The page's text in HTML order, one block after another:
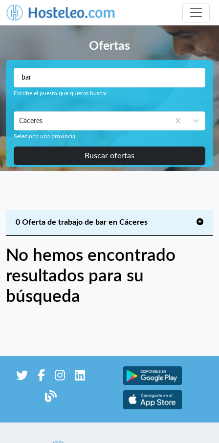
Ofertas
Escribe el puesto que quieras buscar
Cáceres
Seleciona una provincia
Buscar ofertas
0 Oferta de trabajo de bar en Cáceres
No hemos encontrado
resultados para su
búsqueda